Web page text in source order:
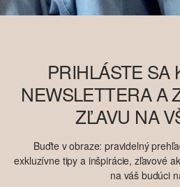
PRIHLÁSTE SA
NEWSLETTERA A
ZĽAVU NA
Buďte v obraze: pravidelný
exkluzívne tipy a inšpirácie, zľavové
na váš budúci